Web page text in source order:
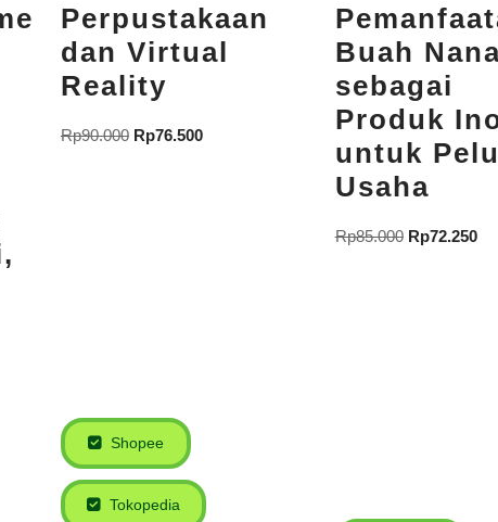
Perpustakaan
dan Virtual
Reality
Rp90.000 Rp76.500
Shopee
Tokopedia
Buah
sebagai
Produk
untuk
Usaha
Rp85.000 Rp72.250